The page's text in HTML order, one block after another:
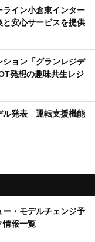
イン小倉東インター
安心サービスを提供
ョン「グランレジデ
発想の趣味共生レジ
ル発表 運転支援機能
ー・モデルチェンジ予
情報一覧